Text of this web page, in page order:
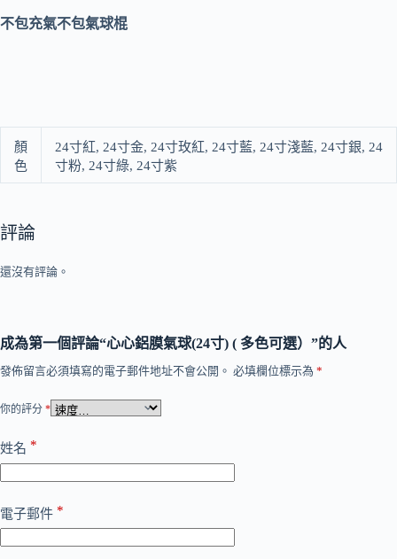
不包充氣不包氣球棍
顏
色
24寸紅, 24寸金, 24寸玫紅, 24寸藍, 24寸淺藍, 24寸銀, 24
寸粉, 24寸綠, 24寸紫
評論
還沒有評論。
成為第一個評論“心心鋁膜氣球(24寸) ( 多色可選）”的人
發佈留言必須填寫的電子郵件地址不會公開。 必填欄位標示為 *
你的評分 *
姓名 *
電子郵件 *